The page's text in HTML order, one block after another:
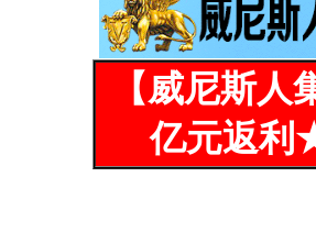
【威尼斯
亿元返